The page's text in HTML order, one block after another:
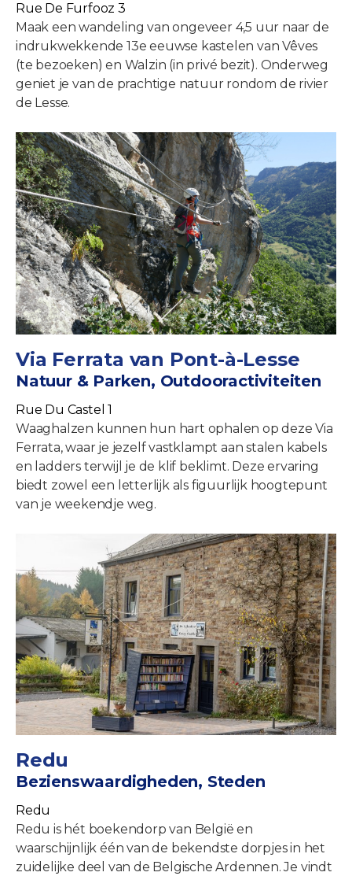
Rue De Furfooz 3
Maak een wandeling van ongeveer 4,5 uur naar de
indrukwekkende 13e eeuwse kastelen van Vêves
(te bezoeken) en Walzin (in privé bezit). Onderweg
geniet je van de prachtige natuur rondom de rivier
de Lesse.
Via Ferrata van Pont-à-Lesse
Natuur & Parken, Outdooractiviteiten
Rue Du Castel 1
Waaghalzen kunnen hun hart ophalen op deze Via
Ferrata, waar je jezelf vastklampt aan stalen kabels
en ladders terwijl je de klif beklimt. Deze ervaring
biedt zowel een letterlijk als figuurlijk hoogtepunt
van je weekendje weg.
Redu
Bezienswaardigheden, Steden
Redu
Redu is hét boekendorp van België en
waarschijnlijk één van de bekendste dorpjes in het
zuidelijke deel van de Belgische Ardennen. Je vindt